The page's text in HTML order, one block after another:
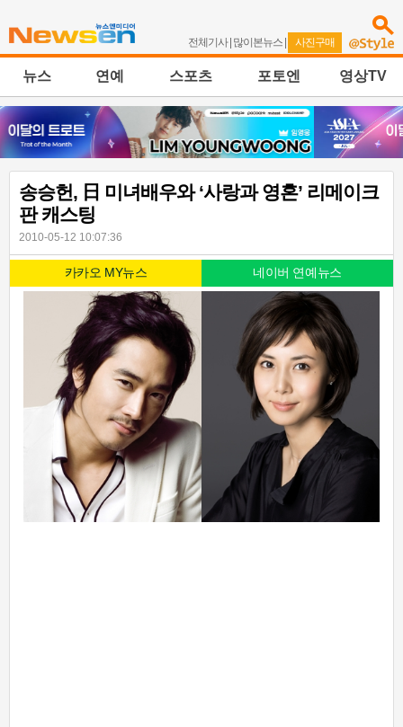
전체기사| 많이본뉴스 | 사진구매
뉴스 연예 스포츠 포토엔 영상TV
송승헌, 日 미녀배우와 ‘사랑과 영혼’ 리메이크
판 캐스팅
2010-05-12 10:07:36
카카오 MY뉴스 네이버 연예뉴스